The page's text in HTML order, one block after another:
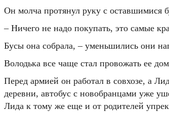
Он молча протянул руку с оставшимися
– Ничего не надо покупать, это самые
Бусы она собрала, – уменьшились они
Володька все чаще стал провожать ее
Перед армией он работал в совхозе, а
деревни, автобус с новобранцами уже
Лида к тому же еще и от родителей